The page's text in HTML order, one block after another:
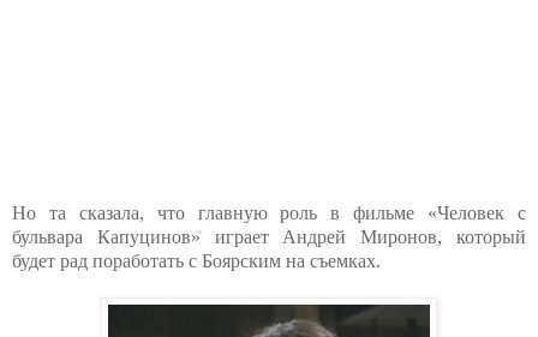
Но та сказала, что главную роль в фильме «Человек с
бульвара Капуцинов» играет Андрей Миронов, который
будет рад поработать с Боярским на съемках.